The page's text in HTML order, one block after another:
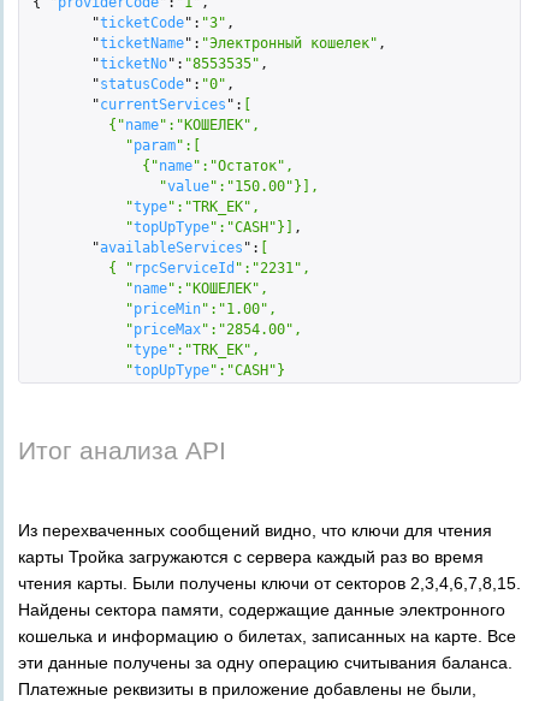
        "
ticketCode": "3" ,
        "
ticketName": "Электронный кошелек" ,
        "
ticketNo": "8553535" ,
        "
statusCode": "0" ,
        "
currentServices ":
          {"
name": "КОШЕЛЕК" ,
            "
param":
              {"
name": "Остаток" ,
                "
value": "150.00" }
,
            "
type": "TRK_EK" ,
            "
topUpType": "CASH" }
,
        "
availableServices ":
          { "
rpcServiceId ": "2231" ,
            "
name": "КОШЕЛЕК" ,
            "
priceMin": "1.00" ,
            "
priceMax": "2854.00" ,
            "
type": "TRK_EK" ,
            "
topUpType": "CASH" }
Итог анализа API
Из перехваченных сообщений видно, что ключи для чтения
карты Тройка загружаются с сервера каждый раз во время
чтения карты. Были получены ключи от секторов 2,3,4,6,7,8,15.
Найдены сектора памяти, содержащие данные электронного
кошелька и информацию о билетах, записанных на карте. Все
эти данные получены за одну операцию считывания баланса.
Платежные реквизиты в приложение добавлены не были,